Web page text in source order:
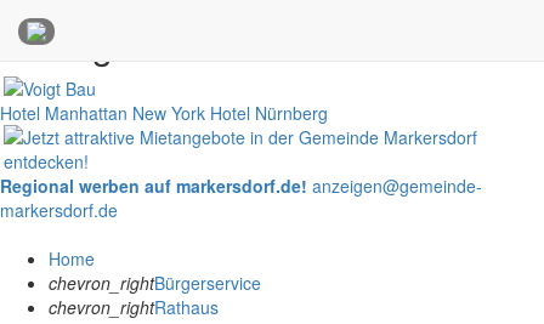
Anzeigen
Hotel Manhattan New York Hotel Nürnberg
Regional werben auf markersdorf.de! anzeigen@gemeinde-
markersdorf.de
Home
chevron_rightBürgerservice
chevron_rightRathaus